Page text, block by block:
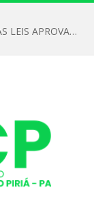
DECLARAMOS QUE NÃO HOUVERAM NOVAS LEIS APROVADAS ATÉ O MOMENTO PARA O INSTITUTO DE PREVIDÊNCIA NO ANO DE 2026